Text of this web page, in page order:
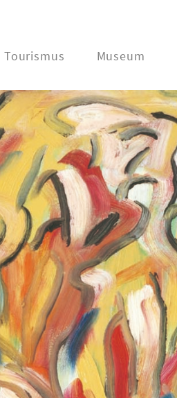
Tourismus Museum